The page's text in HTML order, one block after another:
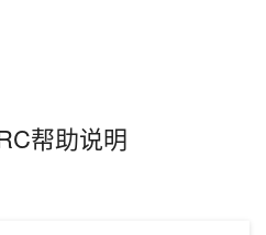
帮助说明